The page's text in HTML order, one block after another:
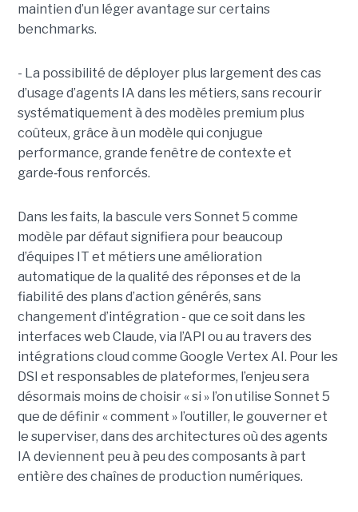
maintien d’un léger avantage sur certains
benchmarks.
- La possibilité de déployer plus largement des cas
d’usage d’agents IA dans les métiers, sans recourir
systématiquement à des modèles premium plus
coûteux, grâce à un modèle qui conjugue
performance, grande fenêtre de contexte et
garde‑fous renforcés.
Dans les faits, la bascule vers Sonnet 5 comme
modèle par défaut signifiera pour beaucoup
d’équipes IT et métiers une amélioration
automatique de la qualité des réponses et de la
fiabilité des plans d’action générés, sans
changement d’intégration - que ce soit dans les
interfaces web Claude, via l’API ou au travers des
intégrations cloud comme Google Vertex AI. Pour les
DSI et responsables de plateformes, l’enjeu sera
désormais moins de choisir « si » l’on utilise Sonnet 5
que de définir « comment » l’outiller, le gouverner et
le superviser, dans des architectures où des agents
IA deviennent peu à peu des composants à part
entière des chaînes de production numériques.